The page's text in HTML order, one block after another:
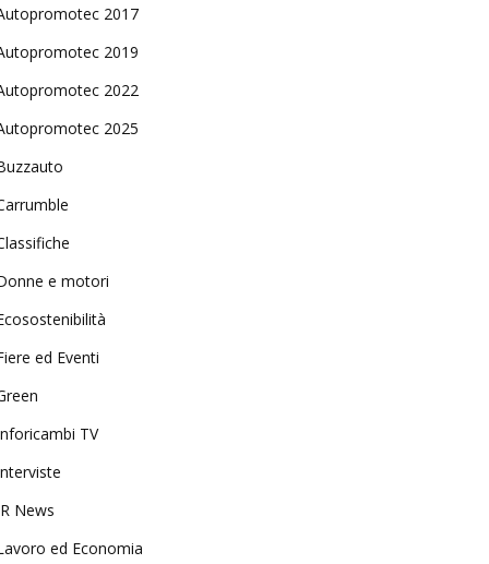
2017
2019
2022
2025
e motori
ed Eventi
TV
News
ed Economia